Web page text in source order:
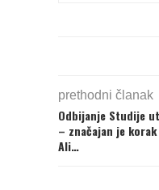
prethodni članak
Odbijanje Studije
– značajan je
Ali…